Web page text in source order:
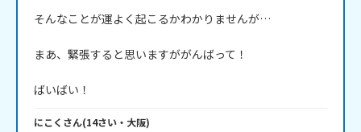
そんなことが運よく起こるかわかりませんが…
まあ、緊張すると思いますががんばって！
ばいばい！
にこく さん(14さい・ 大阪)